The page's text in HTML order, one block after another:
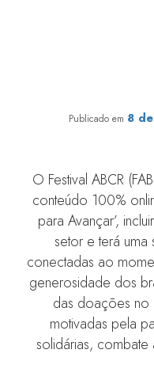
Publicado em 8
O Festival ABCR
conteúdo 100%
para Avançar’,
setor e terá uma
conectadas ao
generosidade dos
das doações
motivadas pela
solidárias,